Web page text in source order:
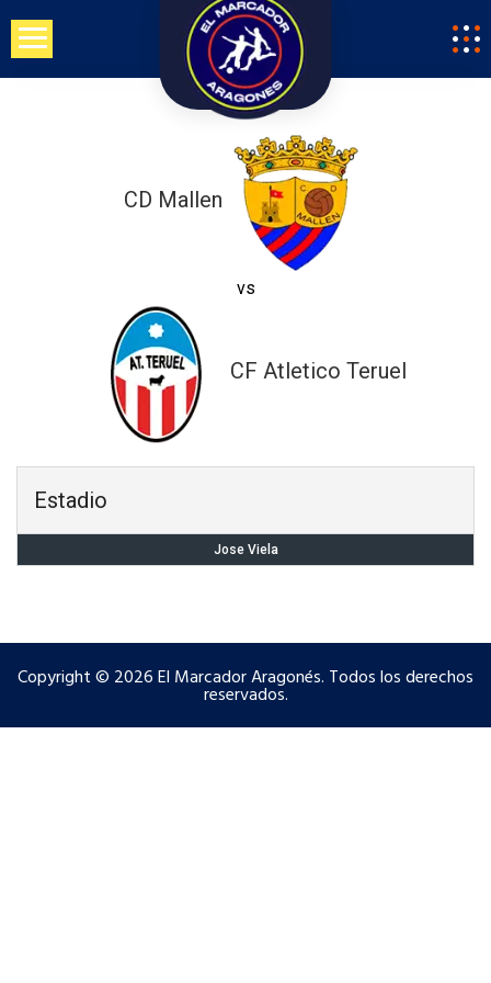
Saltar
contenido
CD Mallen
vs
CF Atletico Teruel
Estadio
Jose Viela
Copyright © 2026 El Marcador Aragonés. Todos los derechos
reservados.